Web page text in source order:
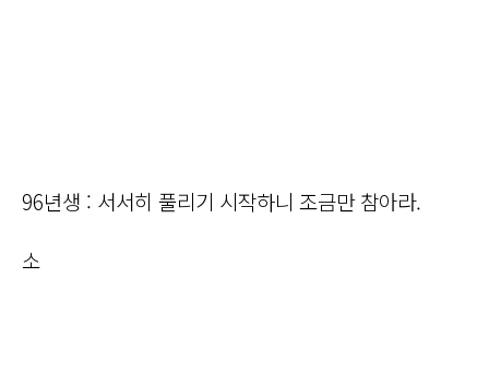
96년생 : 서서히 풀리기 시작하니 조금만 참아라.
소